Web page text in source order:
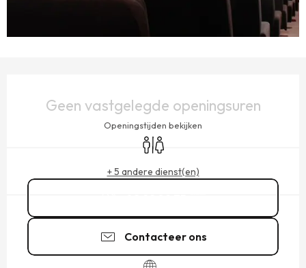
Geen vastgelegde openingsuren
Openingstijden bekijken
Toiletten
+ 5 andere dienst(en)
Contacteer ons